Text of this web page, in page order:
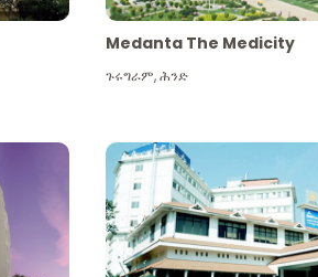
Medanta The Medicity
ጉሩግራም,ሕንድ